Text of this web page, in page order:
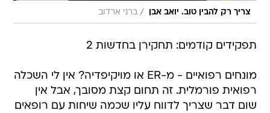
צריך רק להבין טוב. יואב אבן / ברני ארדוב
תפקידים קודמים: תחקירן בחדשות 2
מונחים רפואיים - מ-ER או מויקיפדיה? אין לי השכלה
רפואית פורמלית. זה תחום קצת מסובך, אבל אין
שום דבר שצריך לדווח עליו שכמה שיחות עם רופאים